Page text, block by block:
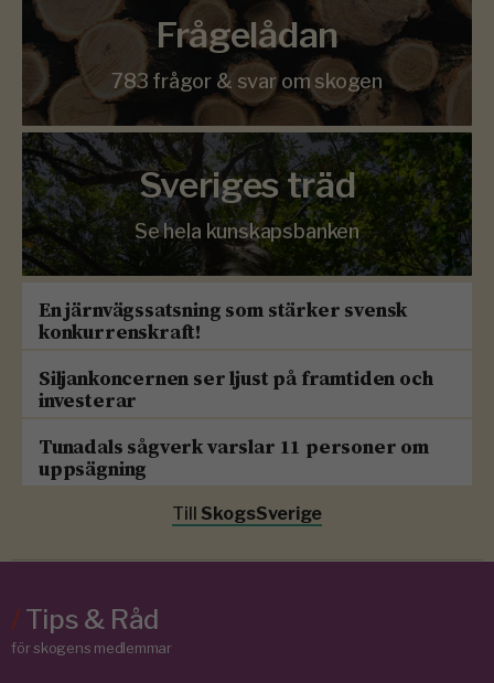
Frågelådan
783 frågor & svar om skogen
Sveriges träd
Se hela kunskapsbanken
En järnvägssatsning som stärker svensk
konkurrenskraft!
Siljankoncernen ser ljust på framtiden och
investerar
Tunadals sågverk varslar 11 personer om
uppsägning
Till SkogsSverige
/Tips & Råd
för skogens medlemmar